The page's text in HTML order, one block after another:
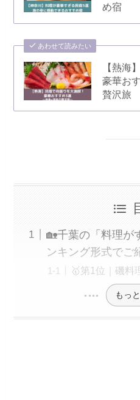
め宿
あわせて読みたい
【熱海
豪華お
贅沢旅
🏡千葉の「料理が
ンキング形式でご
🥇第1位｜磯料
もっ